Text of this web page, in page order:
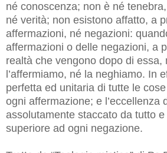
né conoscenza; non è né
né verità; non esistono affatto, a
affermazioni, né negazioni:
affermazioni o delle negazioni, a
realtà che vengono dopo di essa,
l’affermiamo, né la neghiamo. In
perfetta ed unitaria di tutte le
ogni affermazione; e l’eccellenza
assolutamente staccato da tutto
superiore ad ogni negazione.